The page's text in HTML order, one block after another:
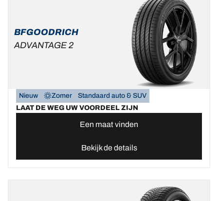
BFGOODRICH
ADVANTAGE 2
Nieuw Zomer
Standaard auto & SUV
LAAT DE WEG UW VOORDEEL ZIJN
Een maat vinden
Bekijk de details